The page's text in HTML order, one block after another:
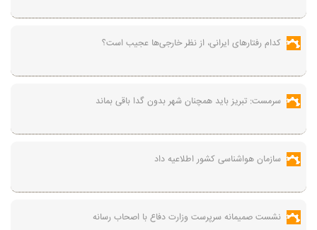
کدام رفتارهای ایرانی، از نظر خارجی‌ها عجیب است؟
سرمست: تبریز باید همچنان شهر بدون گدا باقی بماند
سازمان هواشناسی کشور اطلاعیه داد
نشست صمیمانه سرپرست وزارت دفاع با اصحاب رسانه